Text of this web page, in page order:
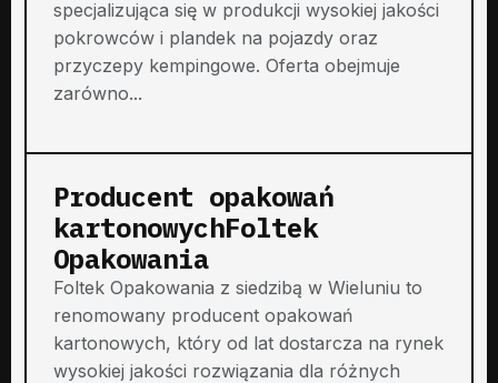
specjalizująca się w produkcji wysokiej jakości
pokrowców i plandek na pojazdy oraz
przyczepy kempingowe. Oferta obejmuje
zarówno...
Producent opakowań
kartonowychFoltek
Opakowania
Foltek Opakowania z siedzibą w Wieluniu to
renomowany producent opakowań
kartonowych, który od lat dostarcza na rynek
wysokiej jakości rozwiązania dla różnych